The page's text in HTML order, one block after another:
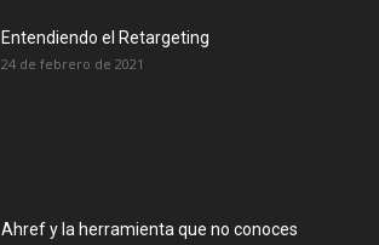
Entendiendo el Retargeting
24 de febrero de 2021
Ahref y la herramienta que no conoces